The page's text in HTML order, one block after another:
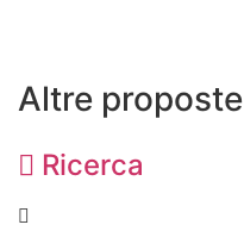
Altre proposte
Ricerca